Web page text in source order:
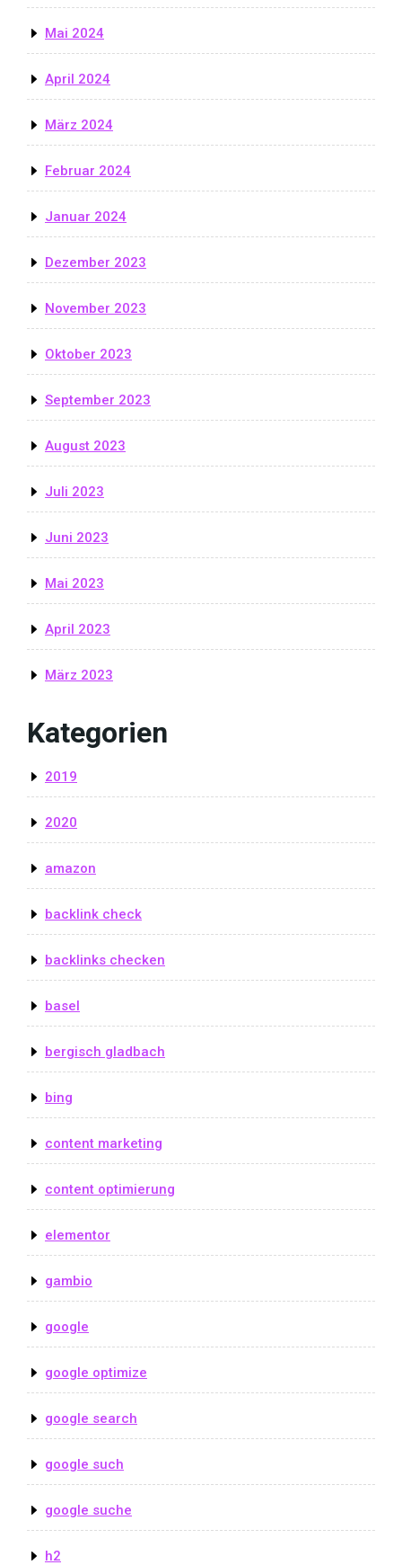
Mai 2024
April 2024
März 2024
Februar 2024
Januar 2024
Dezember 2023
November 2023
Oktober 2023
September 2023
August 2023
Juli 2023
Juni 2023
Mai 2023
April 2023
März 2023
Kategorien
2019
2020
amazon
backlink check
backlinks checken
basel
bergisch gladbach
bing
content marketing
content optimierung
elementor
gambio
google
google optimize
google search
google such
google suche
h2